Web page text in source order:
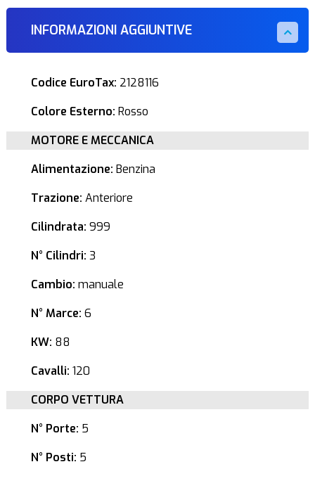
INFORMAZIONI AGGIUNTIVE
Codice EuroTax: 2128116
Colore Esterno: Rosso
MOTORE E MECCANICA
Alimentazione: Benzina
Trazione: Anteriore
Cilindrata: 999
N° Cilindri: 3
Cambio: manuale
N° Marce: 6
KW: 88
Cavalli: 120
CORPO VETTURA
N° Porte: 5
N° Posti: 5